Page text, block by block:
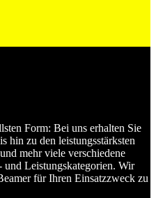
Form: Bei uns erhalten Sie
hin zu den leistungsstärksten
mehr viele verschiedene
und Leistungskategorien. Wir
für Ihren Einsatzzweck zu